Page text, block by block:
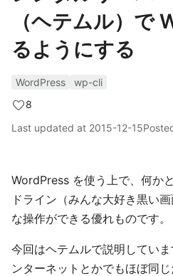
（ヘテムル）で
るようにする
WordPress
wp-cli
8
Last updated at 2015-12-15
WordPress を使う上で、何か
ドライン（みんな大好き黒い
な操作ができる優れものです。
今回はヘテムルで説明してい
ンターネットとかでもほぼ同